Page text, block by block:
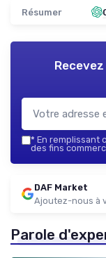
Résumer
* En remplissant
des fins
DAF Market
Ajoutez-nous à
Parole